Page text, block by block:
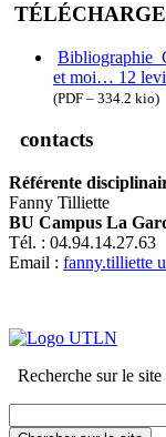
et moi… 12
(PDF – 334.2 kio)
contacts
Référente
Fanny Tilliette
BU Campus La
Tél. : 04.94.14.27.63
Email : fanny.tilliette
Recherche sur le site